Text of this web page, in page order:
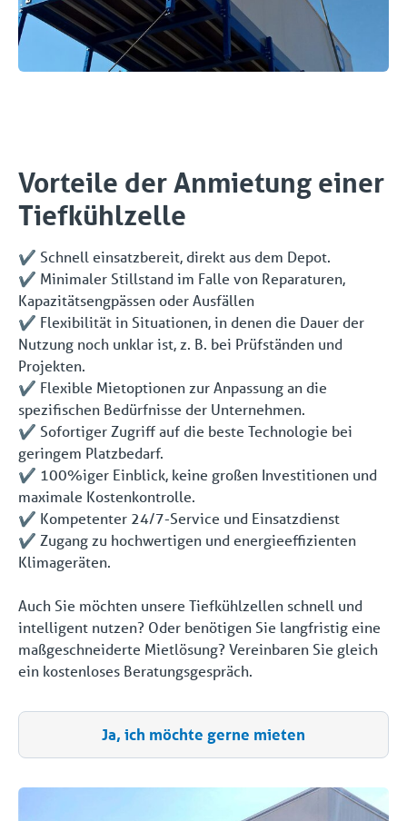
Vorteile der Anmietung einer
Tiefkühlzelle
✔️ Schnell einsatzbereit, direkt aus dem Depot.
✔️ Minimaler Stillstand im Falle von Reparaturen,
Kapazitätsengpässen oder Ausfällen
✔️ Flexibilität in Situationen, in denen die Dauer der
Nutzung noch unklar ist, z. B. bei Prüfständen und
Projekten.
✔️ Flexible Mietoptionen zur Anpassung an die
spezifischen Bedürfnisse der Unternehmen.
✔️ Sofortiger Zugriff auf die beste Technologie bei
geringem Platzbedarf.
✔️ 100%iger Einblick, keine großen Investitionen und
maximale Kostenkontrolle.
✔️ Kompetenter 24/7-Service und Einsatzdienst
✔️ Zugang zu hochwertigen und energieeffizienten
Klimageräten.
Auch Sie möchten unsere Tiefkühlzellen schnell und
intelligent nutzen? Oder benötigen Sie langfristig eine
maßgeschneiderte Mietlösung? Vereinbaren Sie gleich
ein kostenloses Beratungsgespräch.
Ja, ich möchte gerne mieten